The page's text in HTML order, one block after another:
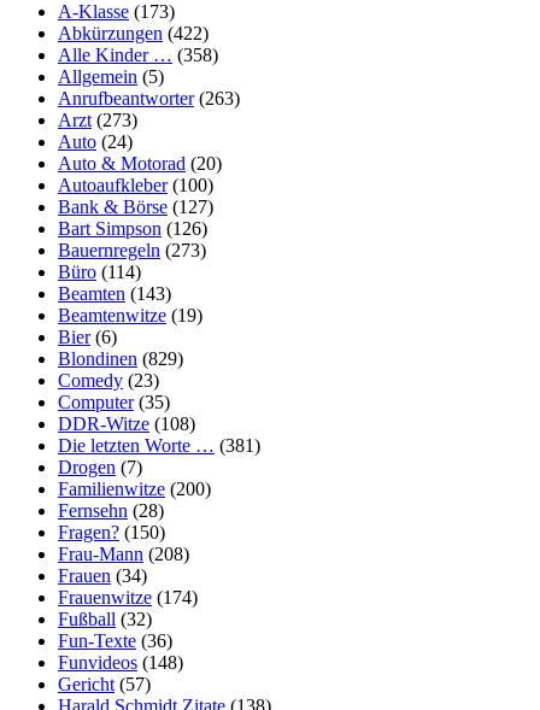
A-Klasse (173)
Abkürzungen (422)
Alle Kinder … (358)
Allgemein (5)
Anrufbeantworter(263)
Arzt(273)
Auto (24)
Auto & Motorad (20)
Autoaufkleber(100)
Bank & Börse (127)
Bart Simpson (126)
Bauernregeln (273)
Büro (114)
Beamten (143)
Beamtenwitze (19)
Bier(6)
Blondinen (829)
Comedy (23)
Computer(35)
DDR-Witze (108)
Die letzten Worte … (381)
Drogen (7)
Familienwitze (200)
Fernsehn (28)
Fragen? (150)
Frau-Mann (208)
Frauen (34)
Frauenwitze (174)
Fußball (32)
Fun-Texte (36)
Funvideos (148)
Gericht(57)